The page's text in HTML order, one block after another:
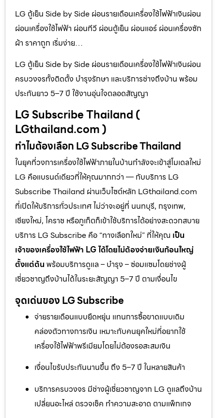
LG ตู้เย็น Side by Side ผ่อนรายเดือนเครื่องใช้ไฟฟ้าเงินผ่อน
ผ่อนเครื่องใช้ไฟฟ้า ผ่อนทีวี ผ่อนตู้เย็น ผ่อนแอร์ ผ่อนเครื่องซัก
ผ้า ราคาถูก เริ่มง่าย…
LG ตู้เย็น Side by Side ผ่อนรายเดือนเครื่องใช้ไฟฟ้าเงินผ่อน
ครบวงจรทั้งติดตั้ง บำรุงรักษา และบริการช่างถึงบ้าน พร้อม
ประกันยาว 5–7 ปี ใช้งานอุ่นใจตลอดสัญญา
LG Subscribe Thailand (
LGthailand.com )
ทำไมต้องเลือก LG Subscribe Thailand
ในยุคที่วงการเครื่องใช้ไฟฟ้าภายในบ้านกำลังจะเข้าสู่โมเดลใหม่
LG คือแบรนด์เดียวที่ให้คุณมากกว่า — กับบริการ LG
Subscribe Thailand ผ่านเว็บไซต์หลัก LGthailand.com
ที่เปิดให้บริการทั่วประเทศ ไม่ว่าจะอยู่ที่ นนทบุรี, กรุงเทพ,
เชียงใหม่, โคราช หรือภูเก็ตก็เข้าใช้บริการได้อย่างสะดวกสบาย
บริการ LG Subscribe คือ “ทางเลือกใหม่” ที่ให้คุณ เป็น
เจ้าของเครื่องใช้ไฟฟ้า LG ได้โดยไม่ต้องจ่ายเงินก้อนใหญ่
ตั้งแต่ต้น พร้อมบริการดูแล – บำรุง – ซ่อมแซมโดยช่างผู้
เชี่ยวชาญถึงบ้านได้ในระยะสัญญา 5–7 ปี ตามเงื่อนไข
จุดเด่นของ LG Subscribe
จ่ายรายเดือนแบบยืดหยุ่น แทนการซื้อขาดแบบเดิม
คล่องตัวทางการเงิน เหมาะกับคนยุคใหม่ที่อยากใช้
เครื่องใช้ไฟฟ้าพรีเมียมโดยไม่ต้องรอสะสมเงิน
เงื่อนไขรับประกันนานขึ้น ถึง 5–7 ปี ในหลายสินค้า
บริการครบวงจร มีช่างผู้เชี่ยวชาญจาก LG ดูแลถึงบ้าน
เปลี่ยนอะไหล่ ตรวจเช็ค ทำความสะอาด ตามแพ็กเกจ